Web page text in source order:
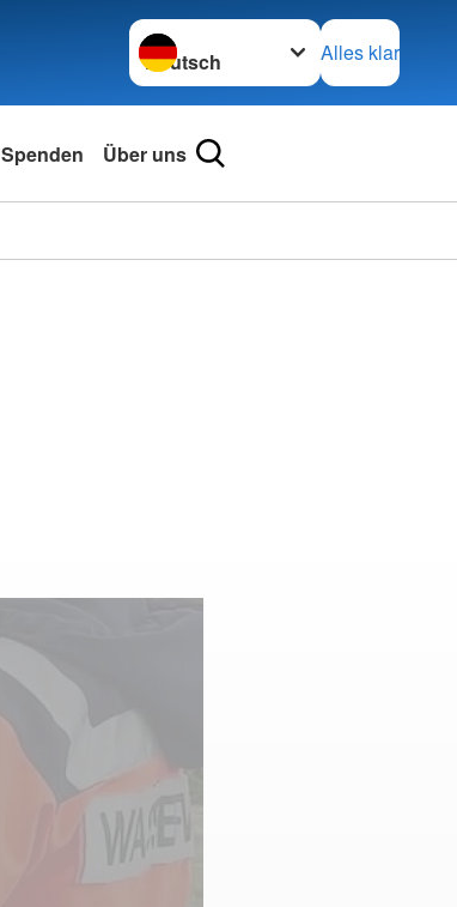
Sprache wechseln zu
Alles klar
Spenden Über uns